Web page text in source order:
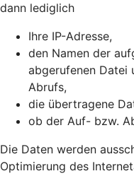
dann lediglich
Ihre IP-Adresse,
den Namen der
abgerufenen Datei
Abrufs,
die übertragene
ob der Auf- bzw.
Die Daten werden
Optimierung des